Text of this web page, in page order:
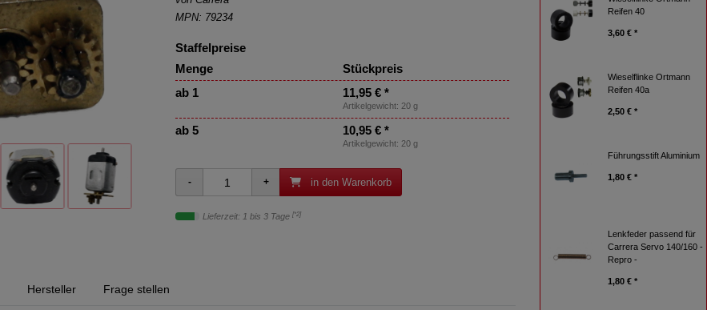
MPN: 79234
Staffelpreise
Menge
Stückpreis
ab 1
11,95 € *
Artikelgewicht: 20 g
ab 5 10,95 € *
Artikelgewicht: 20 g
in den Warenkorb
Lieferzeit: 1 bis 3 Tage [*2]
Hersteller Frage stellen
Reifen 40
3,60 € *
Wieselflinke Ortmann
Reifen 40a
2,50 € *
Führungsstift Aluminium
1,80 € *
Lenkfeder passend für
Carrera Servo 140/160 -
Repro -
1,80 € *